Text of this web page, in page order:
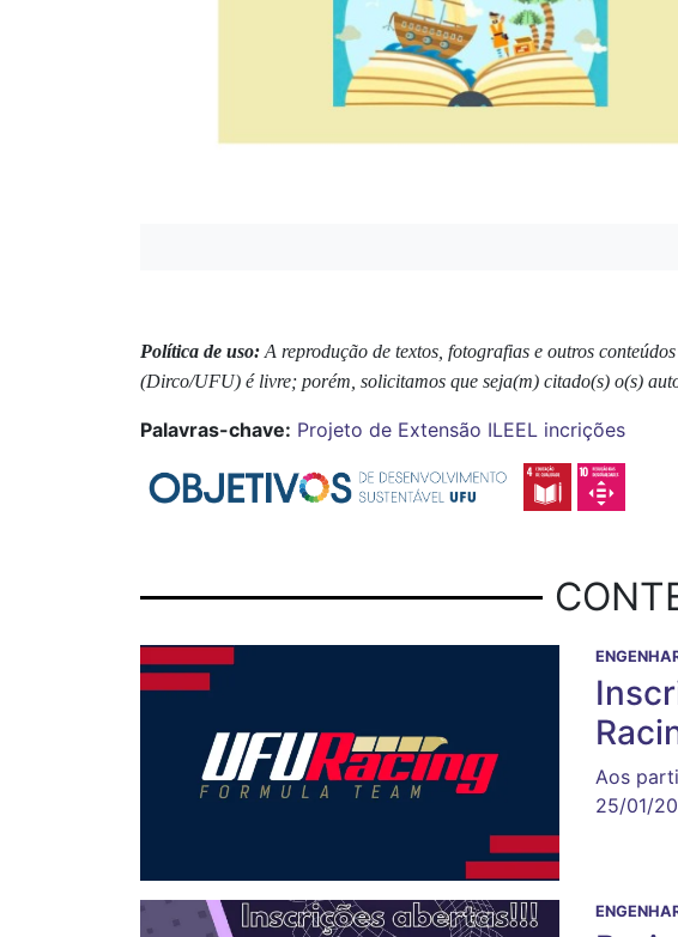
Política de uso: A reprodução de textos, fotografias e outros
(Dirco/UFU) é livre; porém, solicitamos que seja(m) citado(s) o(s)
Palavras-chave: Projeto de Extensão ILEEL incrições
Aos
25/01/